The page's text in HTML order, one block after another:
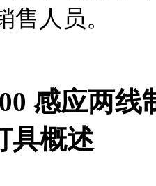
售人员。
感应两
具概述